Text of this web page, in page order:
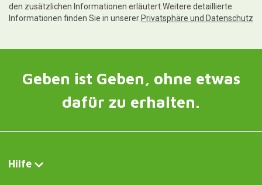
den zusätzlichen Informationen erläutert.Weitere detaillierte
Informationen finden Sie in unsererPrivatsphäre und Datenschutz
Geben ist Geben, ohne etwas
dafür zu erhalten.
Hilfe